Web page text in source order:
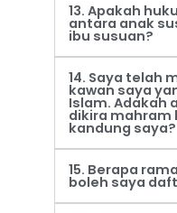
13. Apakah
antara anak
ibu susuan?
14. Saya telah
kawan saya
Islam. Adakah
dikira mahram
kandung saya?
15. Berapa
boleh saya